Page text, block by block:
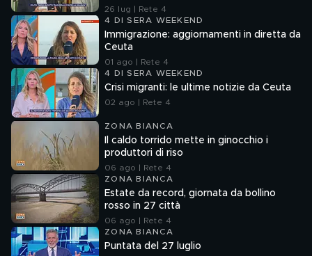
26 lug | Rete 4
4 DI SERA WEEKEND
Immigrazione: aggiornamenti in diretta da
Ceuta
01 ago | Rete 4
4 DI SERA WEEKEND
Crisi migranti: le ultime notizie da Ceuta
02 ago | Rete 4
ZONA BIANCA
Il caldo torrido mette in ginocchio i
produttori di riso
06 ago | Rete 4
ZONA BIANCA
Estate da record, giornata da bollino
rosso in 27 città
06 ago | Rete 4
ZONA BIANCA
Puntata del 27 luglio